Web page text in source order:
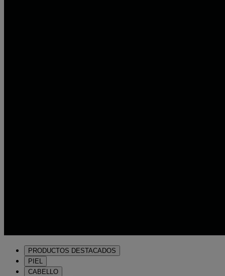
PRODUCTOS DESTACADOS
PIEL
CABELLO